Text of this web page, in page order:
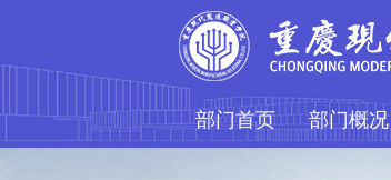
部门首页 部门概况